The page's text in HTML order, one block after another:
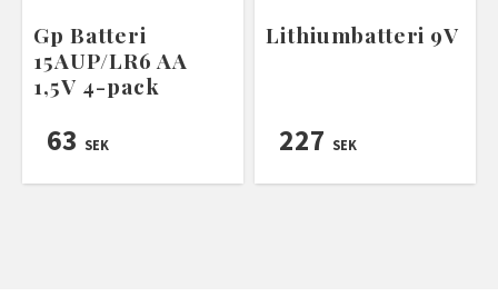
Gp Batteri
15AUP/LR6 AA
1,5V 4-pack
63 SEK
Lithiumbatteri 9V
227 SEK